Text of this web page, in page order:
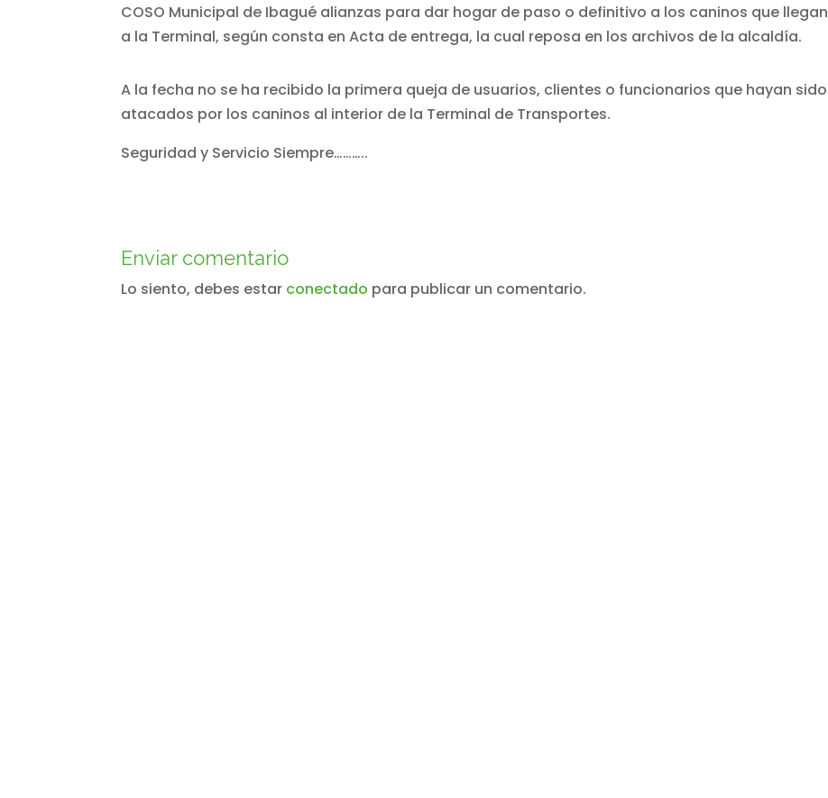
COSO Municipal de Ibagué alianzas para dar hogar de paso o definitivo a los caninos que llegan
a la Terminal, según consta en Acta de entrega, la cual reposa en los archivos de la alcaldía.
A la fecha no se ha recibido la primera queja de usuarios, clientes o funcionarios que hayan sido
atacados por los caninos al interior de la Terminal de Transportes.
Seguridad y Servicio Siempre………..
Enviar comentario
Lo siento, debes estar conectado para publicar un comentario.